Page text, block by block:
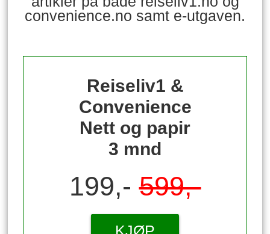
convenience.no samt e-utgaven.
Reiseliv1 &
Convenience
Nett og papir
3 mnd
199,-599,-
KJØP